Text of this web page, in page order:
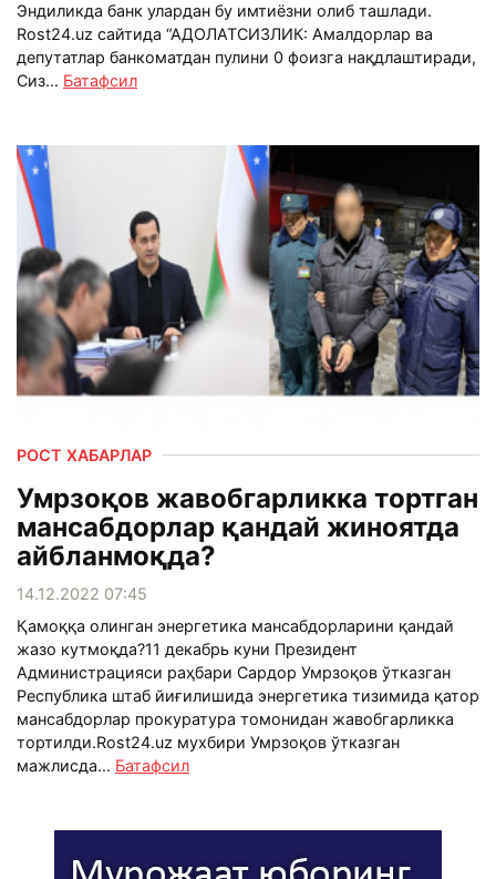
Эндиликда банк улардан бу имтиёзни олиб ташлади.
Rost24.uz сайтида “АДОЛАТСИЗЛИК: Амалдорлар ва
депутатлар банкоматдан пулини 0 фоизга нақдлаштиради,
Сиз... Батафсил
РОСТ ХАБАРЛАР
Умрзоқов жавобгарликка тортган
мансабдорлар қандай жиноятда
айбланмоқда?
14.12.2022 07:45
Қамоққа олинган энергетика мансабдорларини қандай
жазо кутмоқда?11 декабрь куни Президент
Администрацияси раҳбари Сардор Умрзоқов ўтказган
Республика штаб йиғилишида энергетика тизимида қатор
мансабдорлар прокуратура томонидан жавобгарликка
тортилди.Rost24.uz мухбири Умрзоқов ўтказган
мажлисда... Батафсил